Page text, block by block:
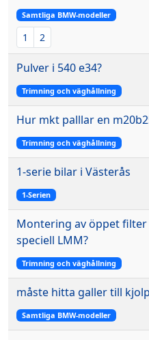
Samtliga BMW-modeller
1 2
Pulver i 540 e34?
Trimning och väghållning
Hur mkt palllar en
Trimning och väghållning
1-serie bilar i Västerås
1-Serien
Montering av öppet filter
speciell LMM?
Trimning och väghållning
måste hitta galler till
Samtliga BMW-modeller